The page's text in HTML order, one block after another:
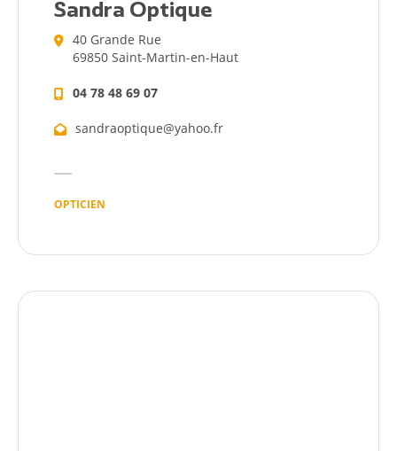
Sandra Optique
40 Grande Rue
69850 Saint-Martin-en-Haut
04 78 48 69 07
sandraoptique@yahoo.fr
OPTICIEN